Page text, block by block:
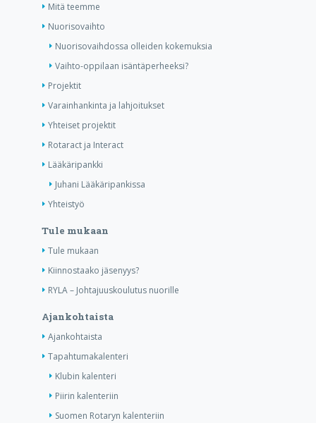
Mitä teemme
Nuorisovaihto
Nuorisovaihdossa olleiden kokemuksia
Vaihto-oppilaan isäntäperheeksi?
Projektit
Varainhankinta ja lahjoitukset
Yhteiset projektit
Rotaract ja Interact
Lääkäripankki
Juhani Lääkäripankissa
Yhteistyö
Tule mukaan
Tule mukaan
Kiinnostaako jäsenyys?
RYLA – Johtajuuskoulutus nuorille
Ajankohtaista
Ajankohtaista
Tapahtumakalenteri
Klubin kalenteri
Piirin kalenteriin
Suomen Rotaryn kalenteriin